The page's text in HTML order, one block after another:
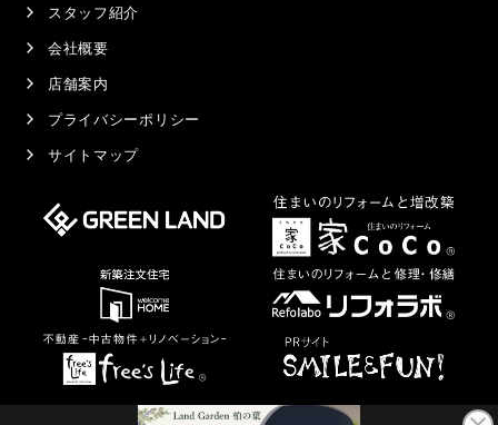
スタッフ紹介
会社概要
店舗案内
プライバシーポリシー
サイトマップ